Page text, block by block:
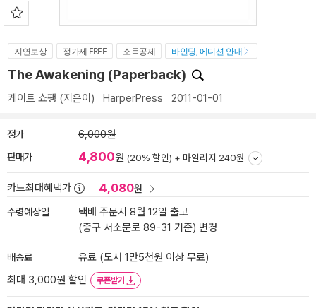
지연보상 정가제 FREE 소득공제 바인딩, 에디션 안내
The Awakening (Paperback)
케이트 쇼팽 (지은이) HarperPress 2011-01-01
정가 6,000원
판매가 4,800원 (20% 할인) + 마일리지 240원
카드최대혜택가 4,080원
수령예상일
택배 주문시 8월 12일 출고
(중구 서소문로 89-31 기준) 변경
배송료
유료 (도서 1만5천원 이상 무료)
최대 3,000원 할인
쿠폰받기